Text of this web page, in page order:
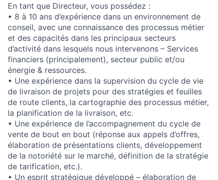
En tant que Directeur, vous possédez :
• 8 à 10 ans d’expérience dans un environnement de
conseil, avec une connaissance des processus métier
et des capacités dans les principaux secteurs
d’activité dans lesquels nous intervenons – Services
financiers (principalement), secteur public et/ou
énergie & ressources.
• Une expérience dans la supervision du cycle de vie
de livraison de projets pour des stratégies et feuilles
de route clients, la cartographie des processus métier,
la planification de la livraison, etc.
• Une expérience de l’accompagnement du cycle de
vente de bout en bout (réponse aux appels d’offres,
élaboration de présentations clients, développement
de la notoriété sur le marché, définition de la stratégie
de tarification, etc.).
• Un esprit stratégique développé – élaboration de